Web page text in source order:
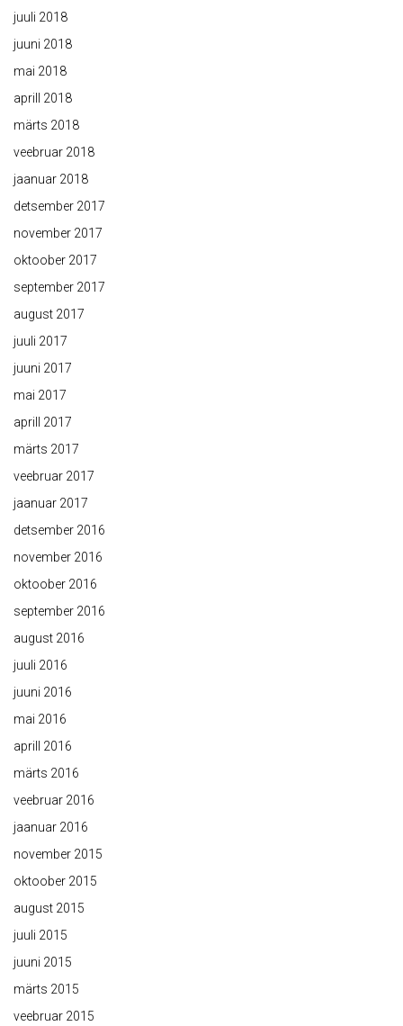
juuli 2018
juuni 2018
mai 2018
aprill 2018
märts 2018
veebruar 2018
jaanuar 2018
detsember 2017
november 2017
oktoober 2017
september 2017
august 2017
juuli 2017
juuni 2017
mai 2017
aprill 2017
märts 2017
veebruar 2017
jaanuar 2017
detsember 2016
november 2016
oktoober 2016
september 2016
august 2016
juuli 2016
juuni 2016
mai 2016
aprill 2016
märts 2016
veebruar 2016
jaanuar 2016
november 2015
oktoober 2015
august 2015
juuli 2015
juuni 2015
märts 2015
veebruar 2015